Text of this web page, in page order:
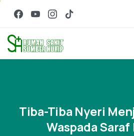
Tiba-Tiba Nyeri
WaspadaSaraf